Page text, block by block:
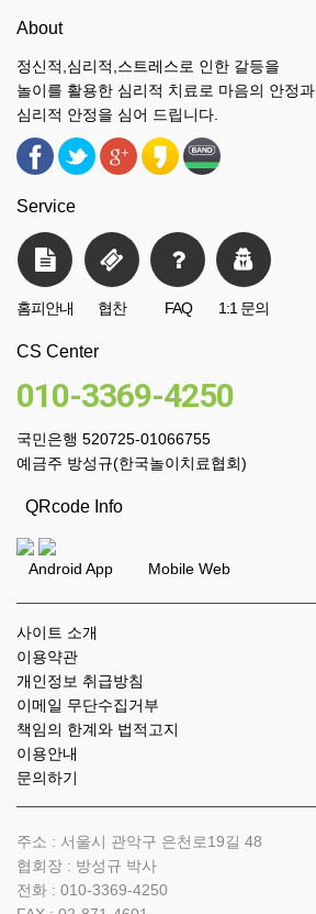
About
정신적,심리적,스트레스로 인한 갈등을
놀이를 활용한 심리적 치료로 마음의 안정과
심리적 안정을 심어 드립니다.
Service
홈피안내 협찬 FAQ 1:1 문의
CS Center
010-3369-4250
국민은행 520725-01066755
예금주 방성규(한국놀이치료협회)
QRcode Info
Android App Mobile Web
사이트 소개
이용약관
개인정보 취급방침
이메일 무단수집거부
책임의 한계와 법적고지
이용안내
문의하기
주소 : 서울시 관악구 은천로19길 48
협회장 : 방성규 박사
전화 : 010-3369-4250